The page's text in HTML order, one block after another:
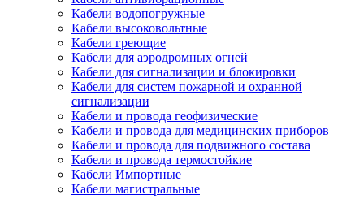
Кабели водопогружные
Кабели высоковольтные
Кабели греющие
Кабели для аэродромных огней
Кабели для сигнализации и блокировки
Кабели для систем пожарной и охранной
сигнализации
Кабели и провода геофизические
Кабели и провода для медицинских приборов
Кабели и провода для подвижного состава
Кабели и провода термостойкие
Кабели Импортные
Кабели магистральные